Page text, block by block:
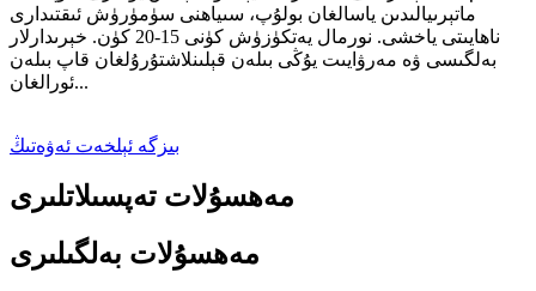
ماتېرىيالىدىن ياسالغان بولۇپ، سىياھنى سۈمۈرۈش ئىقتىدارى
ناھايىتى ياخشى. نورمال يەتكۈزۈش كۈنى 15-20 كۈن. خېرىدارلار
بەلگىسى ۋە مەرۋايىت يۇڭى بىلەن قېلىنلاشتۇرۇلغان قاپ بىلەن
ئورالغان...
بىزگە ئېلخەت ئەۋەتىڭ
مەھسۇلات تەپسىلاتلىرى
مەھسۇلات بەلگىلىرى